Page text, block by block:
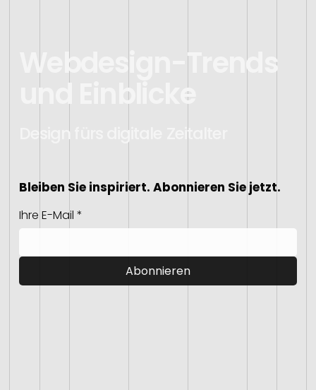
Webdesign-Trends
und Einblicke
Design fürs digitale Zeitalter
Bleiben Sie inspiriert. Abonnieren Sie jetzt.
Ihre E-Mail *
Abonnieren